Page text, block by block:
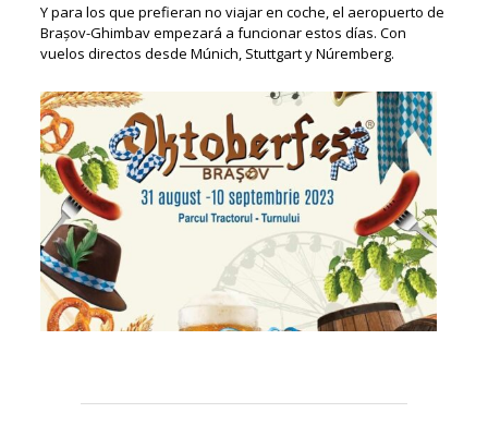
Y para los que prefieran no viajar en coche, el aeropuerto de
Brașov-Ghimbav empezará a funcionar estos días. Con
vuelos directos desde Múnich, Stuttgart y Núremberg.